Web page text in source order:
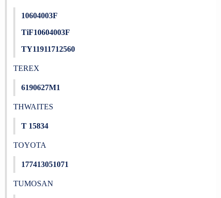
10604003F
TiF10604003F
TY11911712560
TEREX
6190627M1
THWAITES
T 15834
TOYOTA
177413051071
TUMOSAN